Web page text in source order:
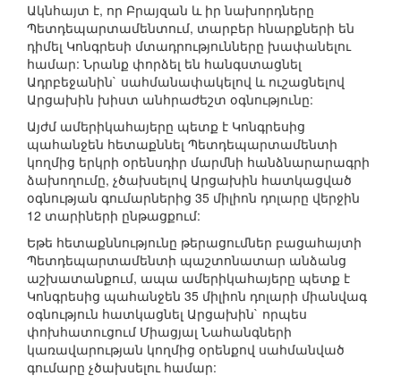
Ակնհայտ է, որ Բրայզան և իր նախորդները
Պետդեպարտամենտում, տարբեր հնարքների են
դիմել Կոնգրեսի մտադրությունները խափանելու
համար: Նրանք փորձել են հանգստացնել
Ադրբեջանին` սահմանափակելով և ուշացնելով
Արցախին խիստ անհրաժեշտ օգնությունը:
Այժմ ամերիկահայերը պետք է Կոնգրեսից
պահանջեն հետաքննել Պետդեպարտամենտի
կողմից երկրի օրենսդիր մարմնի հանձնարարագրի
ձախողումը, չծախսելով Արցախին հատկացված
օգնության գումարներից 35 միլիոն դոլարը վերջին
12 տարիների ընթացքում:
Եթե հետաքննությունը թերացումներ բացահայտի
Պետդեպարտամենտի պաշտոնատար անձանց
աշխատանքում, ապա ամերիկահայերը պետք է
Կոնգրեսից պահանջեն 35 միլիոն դոլարի միանվագ
օգնություն հատկացնել Արցախին` որպես
փոխհատուցում Միացյալ Նահանգների
կառավարության կողմից օրենքով սահմանված
գումարը չծախսելու համար: